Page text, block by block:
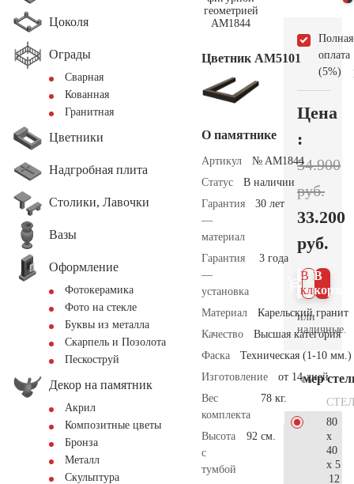
Цоколя
Ограды
Сварная
Кованная
Гранитная
Цветники
Надгробная плита
Столики, Лавочки
Вазы
Оформление
Фотокерамика
Фото на стекле
Буквы из металла
Скарпель и Позолота
Пескоструй
Декор на памятник
Акрил
Композитные цветы
Бронза
Металл
Скульптура
Цветник АМ5101
О памятнике
Артикул
№ AM1844
Статус
В наличии
Гарантия
—
материал
30 лет
Гарантия
—
установка
3 года
Материал
Карельский гранит
Качество
Высшая категория
Фаска
Техническая (1-10 мм.)
Изготовление
от 14 дней
Вес
комплекта
78 кг.
Высота
с
тумбой
92 см.
Полная
оплата
(5%)
Цена
:
34.900
руб.
33.200
руб.
В
В 1
клик
или
наличные.
Размер
80
x
40
x 5
12